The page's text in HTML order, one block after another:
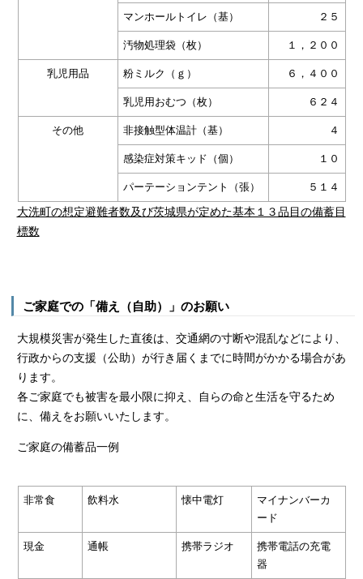
マンホールトイレ（基） ２５
汚物処理袋（枚） １，２００
乳児用品 粉ミルク（ｇ） ６，４００
乳児用おむつ（枚） ６２４
その他 非接触型体温計（基） ４
感染症対策キッド（個） １０
パーテーションテント（張） ５１４
大洗町の想定避難者数及び茨城県が定めた基本１３品目の備蓄目
標数
ご家庭での「備え（自助）」のお願い
大規模災害が発生した直後は、交通網の寸断や混乱などにより、
行政からの支援（公助）が行き届くまでに時間がかかる場合があ
ります。
各ご家庭でも被害を最小限に抑え、自らの命と生活を守るため
に、備えをお願いいたします。
ご家庭の備蓄品一例
非常食 飲料水 懐中電灯
マイナンバーカ
ード
現金 通帳 携帯ラジオ
携帯電話の充電
器